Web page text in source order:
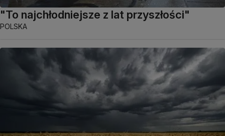
"To najchłodniejsze z lat przyszłości"
POLSKA